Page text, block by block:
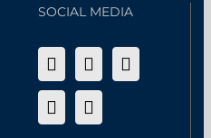
SOCIAL MEDIA